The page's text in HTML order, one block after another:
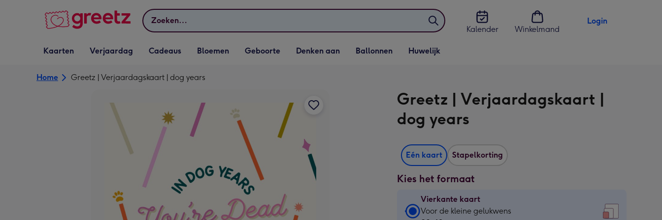
Zoeken
Kalender
Winkelmand
Login
Vervolgkeuzelijst
Kaarten openen
Kaarten
Vervolgkeuzelijst
Verjaardag openen
Verjaardag
Vervolgkeuzelijst
Cadeaus openen
Cadeaus
Vervolgkeuzelijst
Bloemen openen
Bloemen
Vervolgkeuzelijst
Geboorte openen
Geboorte
Vervolgkeuzelijst
Denken aan openen
Denken aan
Vervolgkeuzelijst
Ballonnen openen
Ballonnen
Vervolgkeuzelijst
Huwelijk openen
Huwelijk
Home Greetz | Verjaardagskaart | dog years
Greetz | Verjaardagskaart |
dog years
Eén kaart Stapelkorting
Kies het formaat
Vierkante kaart
Vierkante
Voor de kleine gelukwens